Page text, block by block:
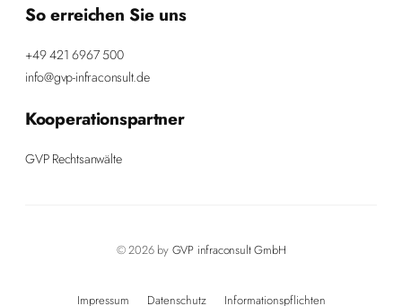
So erreichen Sie uns
+49 421 6967 500
info@gvp-infraconsult.de
Kooperationspartner
GVP Rechtsanwälte
© 2026 by GVP infraconsult GmbH
Impressum Datenschutz Informationspflichten